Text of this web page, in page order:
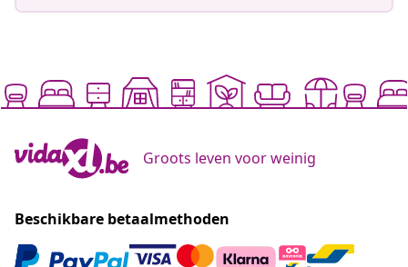
Groots leven voor weinig
Beschikbare betaalmethoden